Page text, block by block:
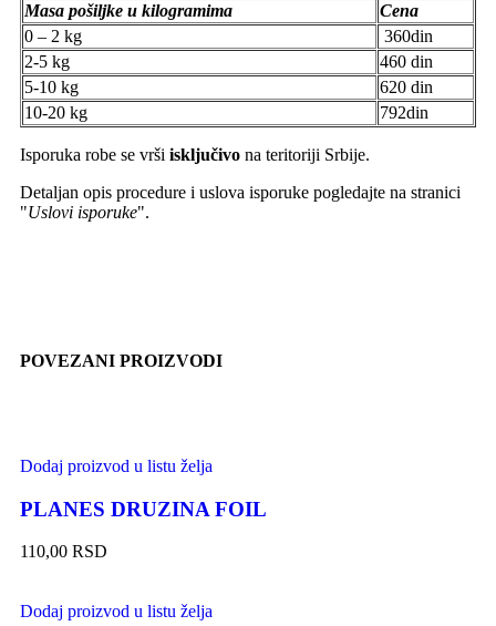
Masa pošiljke u kilogramima
Cena
0 – 2 kg
360din
2-5 kg
460 din
5-10 kg
620 din
10-20 kg
792din
Isporuka robe se vrši isključivo na teritoriji Srbije.
Detaljan opis procedure i uslova isporuke pogledajte na stranici
"Uslovi isporuke".
POVEZANI PROIZVODI
Dodaj proizvod u listu želja
PLANES DRUZINA FOIL
110,00 RSD
Dodaj proizvod u listu želja